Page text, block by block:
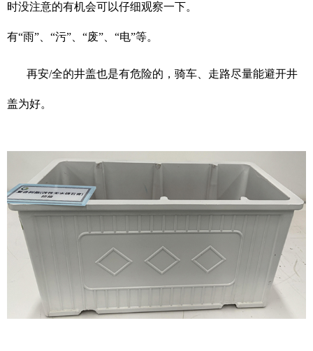
时没注意的有机会可以仔细观察一下。
有“雨”、“污”、“废”、“电”等。
再安/全的井盖也是有危险的，骑车、走路尽量能避开井
盖为好。